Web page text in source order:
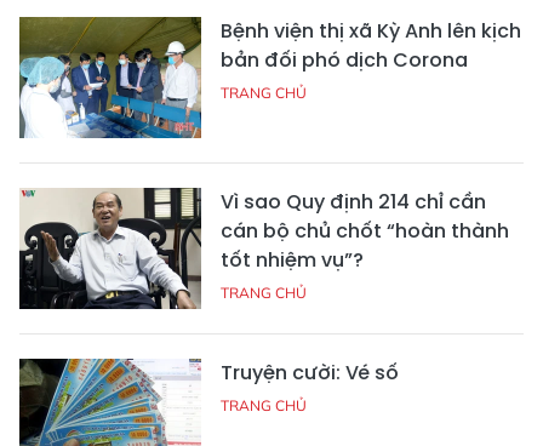
Bệnh viện thị xã Kỳ Anh lên kịch
bản đối phó dịch Corona
TRANG CHỦ
Vì sao Quy định 214 chỉ cần
cán bộ chủ chốt “hoàn thành
tốt nhiệm vụ”?
TRANG CHỦ
Truyện cười: Vé số
TRANG CHỦ